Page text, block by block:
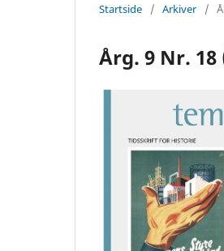
Startside / Arkiver /
Årg. 9 Nr.